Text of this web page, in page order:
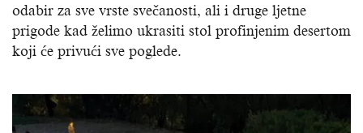
odabir za sve vrste svečanosti, ali i druge ljetne
prigode kad želimo ukrasiti stol profinjenim desertom
koji će privući sve poglede.